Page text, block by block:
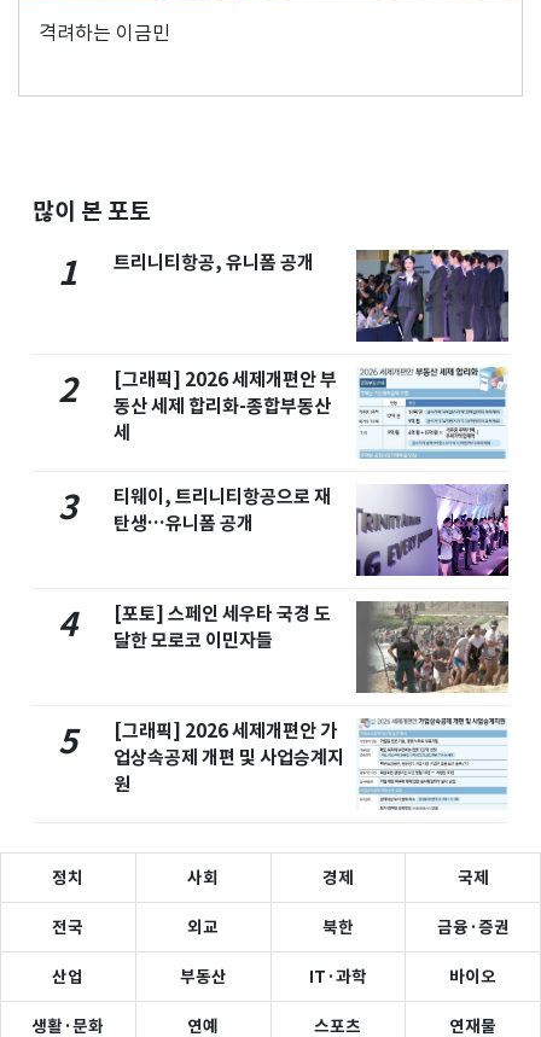
격려하는 이금민
많이 본 포토
1 트리니티항공, 유니폼 공개
2
[그래픽] 2026 세제개편안 부
동산 세제 합리화-종합부동산
세
3
티웨이, 트리니티항공으로 재
탄생…유니폼 공개
4
[포토] 스페인 세우타 국경 도
달한 모로코 이민자들
5
[그래픽] 2026 세제개편안 가
업상속공제 개편 및 사업승계지
원
정치 사회 경제 국제
전국 외교 북한 금융·증권
산업 부동산 IT·과학 바이오
생활·문화 연예 스포츠 연재물